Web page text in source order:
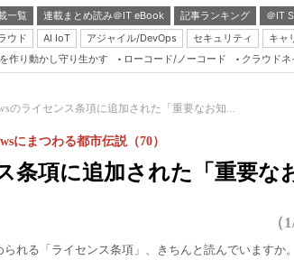
一覧 連載まとめ読み＠IT eBook 記事ランキング ＠IT
ウド
AI IoT アジャイル/DevOps セキュリティ キャ
作り動かし守り生かす ローコード/ノーコード クラウド
のライセンス条項に追加された「重要なお知...
条項に追加された「重要な
にまつわる都市伝説（70）
（
れる「ライセンス条項」、きちんと読んでいますか